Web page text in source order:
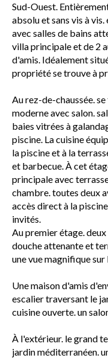
Sud-Ouest.
absolu et sans vis à
avec salles de bains
villa principale et de 2
d'amis. Idéalement
propriété se trouve à
Au rez-de-chaussée.
moderne avec salon.
baies vitrées à
piscine. La cuisine
la piscine et à la
et barbecue. À cet
principale avec
chambre. toutes deux
accès direct à la
invités.
Au premier étage.
douche attenante et
une vue magnifique
Une maison d'amis
escalier traversant le
cuisine ouverte. un
À l'extérieur. le grand
jardin méditerranéen.